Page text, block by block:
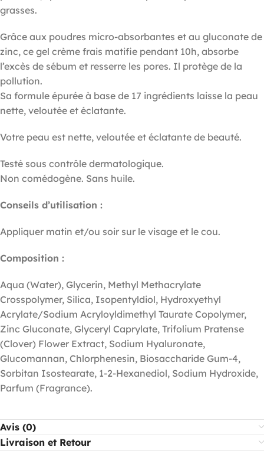
grasses.
Grâce aux poudres micro-absorbantes et au gluconate de
zinc, ce gel crème frais matifie pendant 10h, absorbe
l’excès de sébum et resserre les pores. Il protège de la
pollution.
Sa formule épurée à base de 17 ingrédients laisse la peau
nette, veloutée et éclatante.
Votre peau est nette, veloutée et éclatante de beauté.
Testé sous contrôle dermatologique.
Non comédogène. Sans huile.
Conseils d’utilisation :
Appliquer matin et/ou soir sur le visage et le cou.
Composition :
Aqua (Water), Glycerin, Methyl Methacrylate
Crosspolymer, Silica, Isopentyldiol, Hydroxyethyl
Acrylate/Sodium Acryloyldimethyl Taurate Copolymer,
Zinc Gluconate, Glyceryl Caprylate, Trifolium Pratense
(Clover) Flower Extract, Sodium Hyaluronate,
Glucomannan, Chlorphenesin, Biosaccharide Gum-4,
Sorbitan Isostearate, 1-2-Hexanediol, Sodium Hydroxide,
Parfum (Fragrance).
Avis (0)
Livraison et Retour